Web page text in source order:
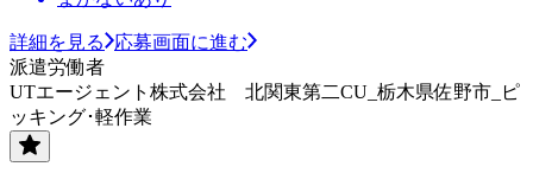
詳細を見る
応募画面に進む
派遣労働者
UTエージェント株式会社 北関東第二CU_栃木県佐野市_ピ
ッキング･軽作業